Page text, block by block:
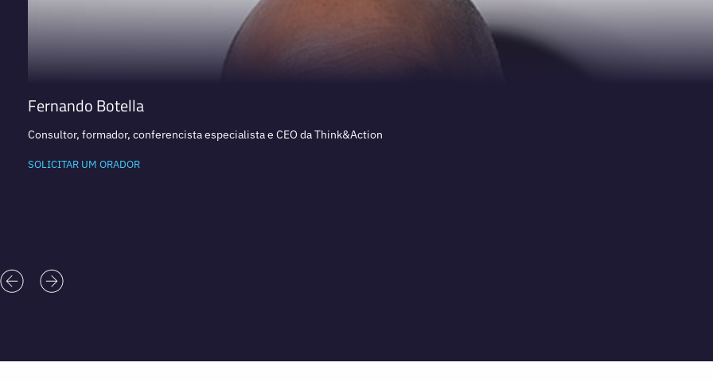
Fernando Botella
Consultor, formador, conferencista especialista e CEO da Think&Action
SOLICITAR UM ORADOR